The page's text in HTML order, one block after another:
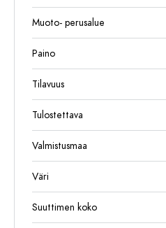
Muoto- perusalue
Paino
Tilavuus
Tulostettava
Valmistusmaa
Väri
Suuttimen koko